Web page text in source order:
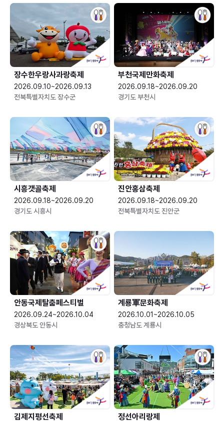
장수한우랑사과랑축제
2026.09.10~2026.09.13
전북특별자치도 장수군
부천국제만화축제
2026.09.18~2026.09.20
경기도 부천시
시흥갯골축제
2026.09.18~2026.09.20
경기도 시흥시
진안홍삼축제
2026.09.18~2026.09.20
전북특별자치도 진안군
안동국제탈춤페스티벌
2026.09.24~2026.10.04
경상북도 안동시
2026.10.01~2026.10.05
충청남도 계룡시
김제지평선축제 정선아리랑제